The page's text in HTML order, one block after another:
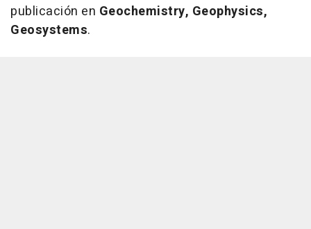
publicación en Geochemistry, Geophysics,
Geosystems.